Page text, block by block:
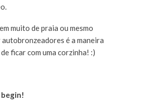
muito de praia ou mesmo
autobronzeadores é a maneira
ficar com uma corzinha! :)